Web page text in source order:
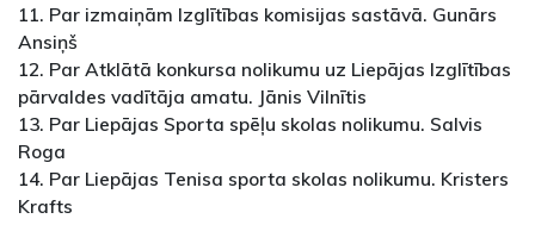
11. Par izmaiņām Izglītības komisijas sastāvā. Gunārs
Ansiņš
12. Par Atklātā konkursa nolikumu uz Liepājas Izglītības
pārvaldes vadītāja amatu. Jānis Vilnītis
13. Par Liepājas Sporta spēļu skolas nolikumu. Salvis
Roga
14. Par Liepājas Tenisa sporta skolas nolikumu. Kristers
Krafts